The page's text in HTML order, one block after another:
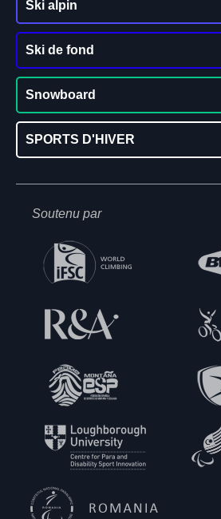
Ski alpin
Ski de fond
Snowboard
SPORTS D'HIVER
Soutenu par